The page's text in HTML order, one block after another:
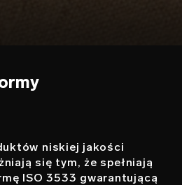
niskiej jakości
się tym, że spełniają
ISO 3533 gwarantującą